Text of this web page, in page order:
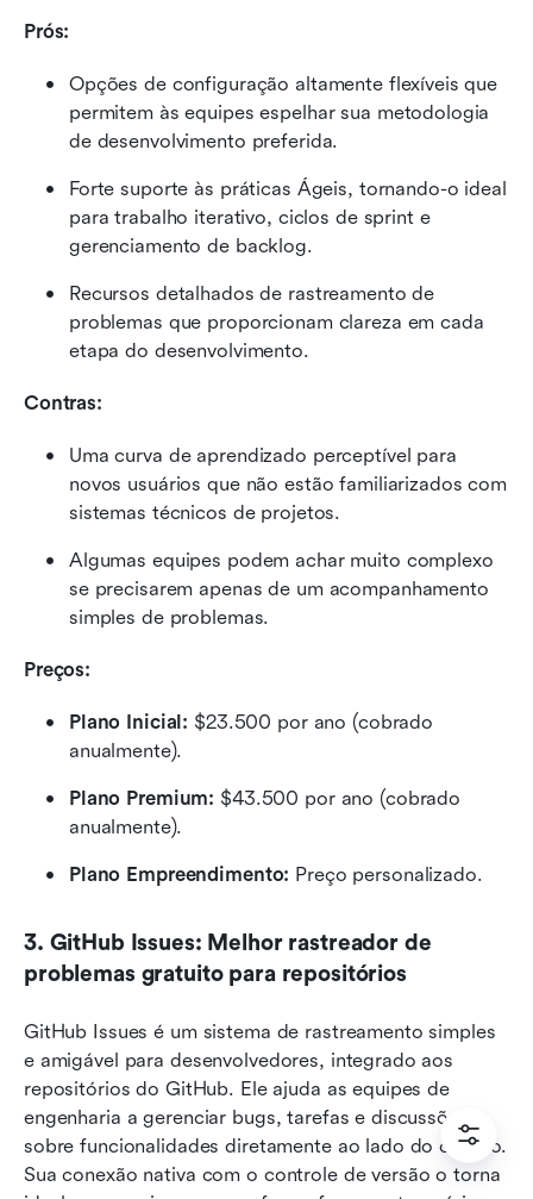
Prós:
Opções de configuração altamente flexíveis que
permitem às equipes espelhar sua metodologia
de desenvolvimento preferida.
Forte suporte às práticas Ágeis, tornando-o ideal
para trabalho iterativo, ciclos de sprint e
gerenciamento de backlog.
Recursos detalhados de rastreamento de
problemas que proporcionam clareza em cada
etapa do desenvolvimento.
Contras:
Uma curva de aprendizado perceptível para
novos usuários que não estão familiarizados com
sistemas técnicos de projetos.
Algumas equipes podem achar muito complexo
se precisarem apenas de um acompanhamento
simples de problemas.
Preços:
Plano Inicial: $23.500 por ano (cobrado
anualmente).
Plano Premium: $43.500 por ano (cobrado
anualmente).
Plano Empreendimento: Preço personalizado.
3. GitHub Issues: Melhor rastreador de
problemas gratuito para repositórios
GitHub Issues é um sistema de rastreamento simples
e amigável para desenvolvedores, integrado aos
repositórios do GitHub. Ele ajuda as equipes de
engenharia a gerenciar bugs, tarefas e discussões
sobre funcionalidades diretamente ao lado do código.
Sua conexão nativa com o controle de versão o torna